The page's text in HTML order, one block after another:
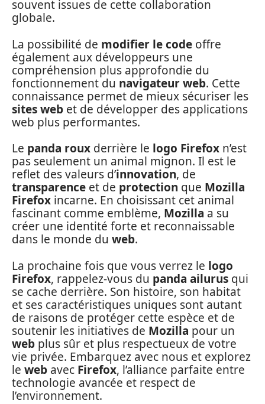
souvent issues de cette collaboration
globale.
La possibilité de modifier le code offre
également aux développeurs une
compréhension plus approfondie du
fonctionnement du navigateur web. Cette
connaissance permet de mieux sécuriser les
sites web et de développer des applications
web plus performantes.
Le panda roux derrière le logo Firefox n’est
pas seulement un animal mignon. Il est le
reflet des valeurs d’innovation, de
transparence et de protection que Mozilla
Firefox incarne. En choisissant cet animal
fascinant comme emblème, Mozilla a su
créer une identité forte et reconnaissable
dans le monde du web.
La prochaine fois que vous verrez le logo
Firefox, rappelez-vous du panda ailurus qui
se cache derrière. Son histoire, son habitat
et ses caractéristiques uniques sont autant
de raisons de protéger cette espèce et de
soutenir les initiatives de Mozilla pour un
web plus sûr et plus respectueux de votre
vie privée. Embarquez avec nous et explorez
le web avec Firefox, l’alliance parfaite entre
technologie avancée et respect de
l’environnement.